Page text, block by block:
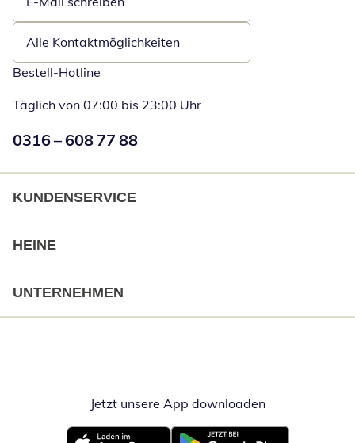
Öffnet E-Mail-Client
Alle Kontaktmöglichkeiten
Bestell-Hotline
Täglich von 07:00 bis 23:00 Uhr
Numéro de téléphone:
0316 – 608 77 88
KUNDENSERVICE
HEINE
UNTERNEHMEN
Jetzt unsere App downloadenÖffnet in